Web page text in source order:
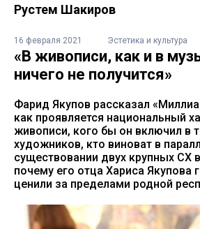
Рустем Шакиров
16 февраля 2021 Эстетика и культура
«В живописи, как и в
ничего не получится»
Фарид Якупов рассказал
как проявляется национальный
живописи, кого бы он включил в
художников, кто виноват в
существовании двух крупных СХ
почему его отца Хариса Якупова
ценили за пределами родной